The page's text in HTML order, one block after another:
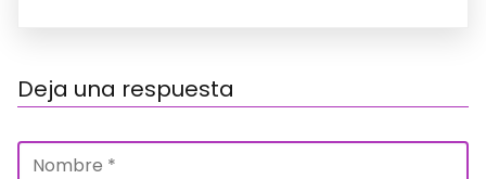
Deja una respuesta